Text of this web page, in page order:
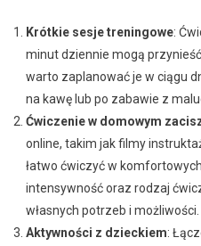
Krótkie sesje treningowe:
minut dziennie mogą
warto zaplanować je w ciągu
na kawę lub po zabawie z
Ćwiczenie w domowym
online, takim jak filmy
łatwo ćwiczyć w
intensywność oraz rodzaj
własnych potrzeb i możliwości.
Aktywności z dzieckiem: